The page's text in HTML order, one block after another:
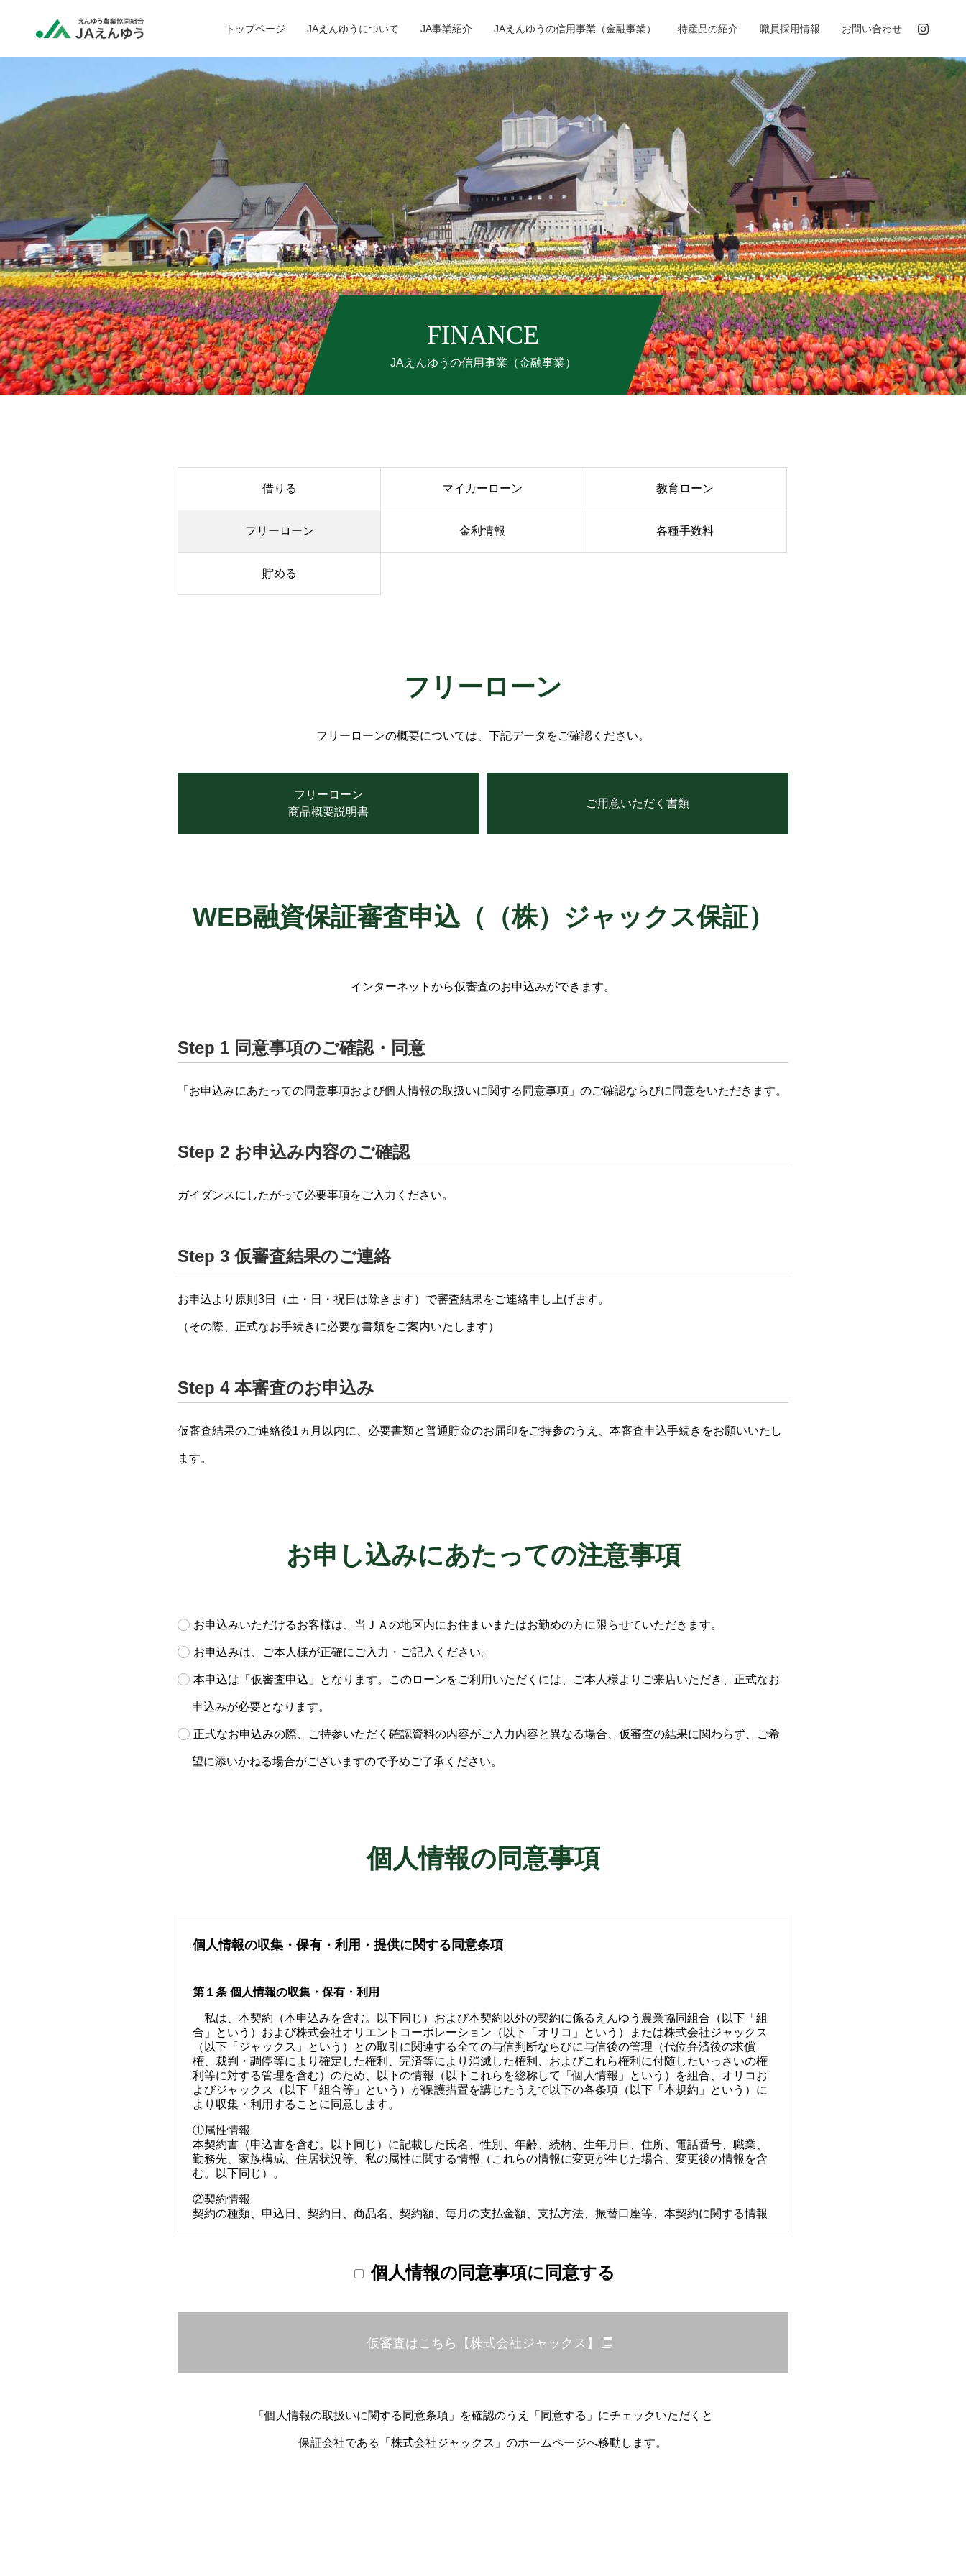
トップページ JAえんゆうについて JA事業紹介 JAえんゆうの信用事業（金融事業） 特産品の紹介 職員採用情報 お問い合わせ
FINANCE
JAえんゆうの信用事業（金融事業）
借りる マイカーローン 教育ローン
フリーローン 金利情報 各種手数料
貯める
フリーローン
フリーローンの概要については、下記データをご確認ください。
フリーローン
商品概要説明書
ご用意いただく書類
WEB融資保証審査申込（（株）ジャックス保証）
インターネットから仮審査のお申込みができます。
Step 1 同意事項のご確認・同意
「お申込みにあたっての同意事項および個人情報の取扱いに関する同意事項」のご確認ならびに同意をいただきます。
Step 2 お申込み内容のご確認
ガイダンスにしたがって必要事項をご入力ください。
Step 3 仮審査結果のご連絡
お申込より原則3日（土・日・祝日は除きます）で審査結果をご連絡申し上げます。
（その際、正式なお手続きに必要な書類をご案内いたします）
Step 4 本審査のお申込み
仮審査結果のご連絡後1ヵ月以内に、必要書類と普通貯金のお届印をご持参のうえ、本審査申込手続きをお願いいたし
ます。
お申し込みにあたっての注意事項
お申込みいただけるお客様は、当ＪＡの地区内にお住まいまたはお勤めの方に限らせていただきます。
お申込みは、ご本人様が正確にご入力・ご記入ください。
本申込は「仮審査申込」となります。このローンをご利用いただくには、ご本人様よりご来店いただき、正式なお
申込みが必要となります。
正式なお申込みの際、ご持参いただく確認資料の内容がご入力内容と異なる場合、仮審査の結果に関わらず、ご希
望に添いかねる場合がございますので予めご了承ください。
個人情報の同意事項
個人情報の収集・保有・利用・提供に関する同意条項
第１条 個人情報の収集・保有・利用
私は、本契約（本申込みを含む。以下同じ）および本契約以外の契約に係るえんゆう農業協同組合（以下「組
合」という）および株式会社オリエントコーポレーション（以下「オリコ」という）または株式会社ジャックス
（以下「ジャックス」という）との取引に関連する全ての与信判断ならびに与信後の管理（代位弁済後の求償
権、裁判・調停等により確定した権利、完済等により消滅した権利、およびこれら権利に付随したいっさいの権
利等に対する管理を含む）のため、以下の情報（以下これらを総称して「個人情報」という）を組合、オリコお
よびジャックス（以下「組合等」という）が保護措置を講じたうえで以下の各条項（以下「本規約」という）に
より収集・利用することに同意します。
①属性情報
本契約書（申込書を含む。以下同じ）に記載した氏名、性別、年齢、続柄、生年月日、住所、電話番号、職業、
勤務先、家族構成、住居状況等、私の属性に関する情報（これらの情報に変更が生じた場合、変更後の情報を含
む。以下同じ）。
②契約情報
契約の種類、申込日、契約日、商品名、契約額、毎月の支払金額、支払方法、振替口座等、本契約に関する情報
求償権、裁判・調停等により確定した権利、完済等により消滅した権利、およびこれら権利に付随したいっさい
の権利等に関する情報を含む）。
収入、支出、事業の計画・実績および組合等との取引状況。
本契約に関する取引に必要な、本人・資格の確認の提示等を受けた運転免許証、パスポート、住民票の写しまた
⑥その他情報
報、Cookie 情報、公開されている情報その他の適正な手段で取得した情報、映像・音声情報（個人の肖像、音声
個人情報の同意事項に同意する
「個人情報の取扱いに関する同意条項」を確認のうえ「同意する」にチェックいただくと
保証会社である「株式会社ジャックス」のホームページへ移動します。